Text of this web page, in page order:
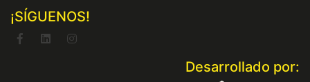
¡SÍGUENOS!
Desarrollado por: